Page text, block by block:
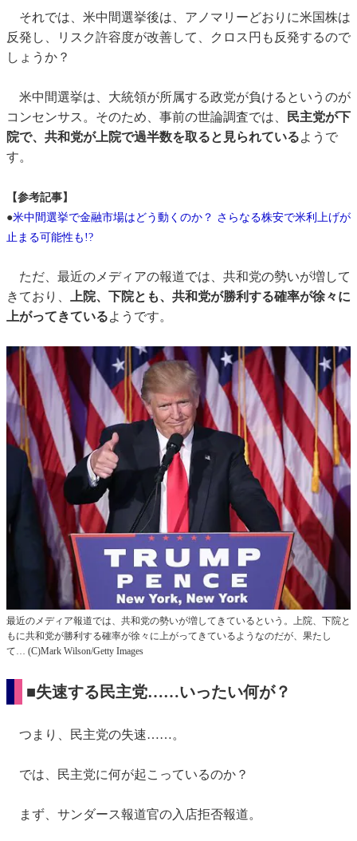
それでは、米中間選挙後は、アノマリーどおりに米国株は
反発し、リスク許容度が改善して、クロス円も反発するので
しょうか？
米中間選挙は、大統領が所属する政党が負けるというのが
コンセンサス。そのため、事前の世論調査では、
民主党が下
院で、共和党が上院で過半数を取ると見られているようで
す。
【参考記事】
●米中間選挙で金融市場はどう動くのか？ さらなる株安で米利上げが
止まる可能性も!?
ただ、最近のメディアの報道では、共和党の勢いが増して
きており、
上院、下院とも、共和党が勝利する確率が徐々に
上がってきているようです。
最近のメディア報道では、共和党の勢いが増してきているという。上院、下院と
もに共和党が勝利する確率が徐々に上がってきているようなのだが、果たし
て… (C)Mark Wilson/Getty Images
■失速する民主党……いったい何が？
つまり、民主党の失速……。
では、民主党に何が起こっているのか？
まず、サンダース報道官の入店拒否報道。